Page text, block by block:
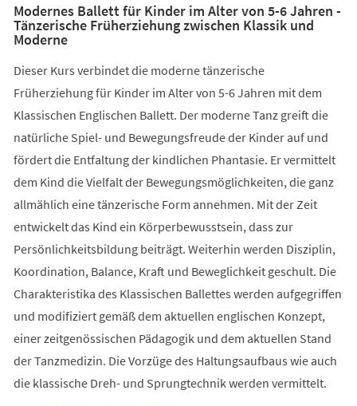
Modernes Ballett für Kinder im Alter von 5-6 Jahren -
Tänzerische Früherziehung zwischen Klassik und
Moderne
Dieser Kurs verbindet die moderne tänzerische
Früherziehung für Kinder im Alter von 5-6 Jahren mit dem
Klassischen Englischen Ballett. Der moderne Tanz greift die
natürliche Spiel- und Bewegungsfreude der Kinder auf und
fördert die Entfaltung der kindlichen Phantasie. Er vermittelt
dem Kind die Vielfalt der Bewegungsmöglichkeiten, die ganz
allmählich eine tänzerische Form annehmen. Mit der Zeit
entwickelt das Kind ein Körperbewusstsein, dass zur
Persönlichkeitsbildung beiträgt. Weiterhin werden Disziplin,
Koordination, Balance, Kraft und Beweglichkeit geschult. Die
Charakteristika des Klassischen Ballettes werden aufgegriffen
und modifiziert gemäß dem aktuellen englischen Konzept,
einer zeitgenössischen Pädagogik und dem aktuellen Stand
der Tanzmedizin. Die Vorzüge des Haltungsaufbaus wie auch
die klassische Dreh- und Sprungtechnik werden vermittelt.